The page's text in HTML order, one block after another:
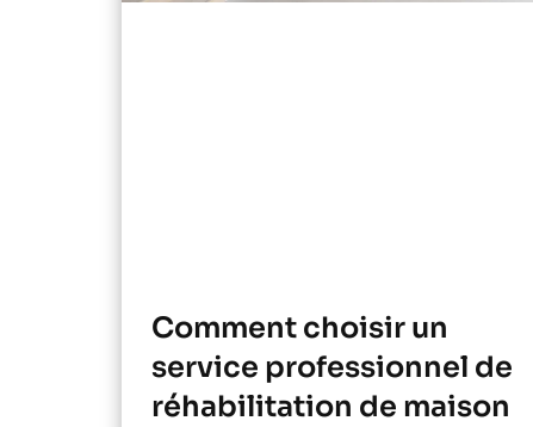
Comment choisir un
service professionnel de
réhabilitation de maison